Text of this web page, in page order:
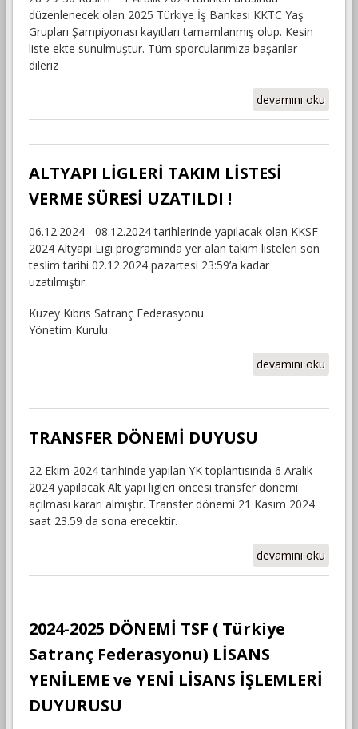
düzenlenecek olan 2025 Türkiye İş Bankası KKTC Yaş
Grupları Şampiyonası kayıtları tamamlanmış olup. Kesin
liste ekte sunulmuştur. Tüm sporcularımıza başarılar
dileriz
2025 TÜRKİYE İŞ
BANKASI KKTC
SATRANÇ
ŞAMPİYONASI
KAYITLARI
devamını oku
ALTYAPI LİGLERİ TAKIM LİSTESİ
VERME SÜRESİ UZATILDI !
06.12.2024 - 08.12.2024 tarihlerinde yapılacak olan KKSF
2024 Altyapı Ligi programında yer alan takım listeleri son
teslim tarihi 02.12.2024 pazartesi 23:59’a kadar
uzatılmıştır.
Kuzey Kıbrıs Satranç Federasyonu
Yönetim Kurulu
ALTYAPI LİGLERİ
TAKIM LİSTESİ
UZATILDI !
hakkında
devamını oku
TRANSFER DÖNEMİ DUYUSU
22 Ekim 2024 tarihinde yapılan YK toplantısında 6 Aralık
2024 yapılacak Alt yapı ligleri öncesi transfer dönemi
açılması kararı almıştır. Transfer dönemi 21 Kasım 2024
saat 23.59 da sona erecektir.
TRANSFER
DÖNEMİ DUYUSU
devamını oku
2024-2025 DÖNEMİ TSF ( Türkiye
Satranç Federasyonu) LİSANS
YENİLEME ve YENİ LİSANS İŞLEMLERİ
DUYURUSU